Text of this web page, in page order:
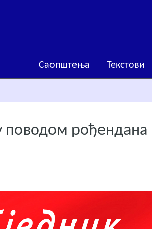
Саопштења Текстови
поводом рођендана